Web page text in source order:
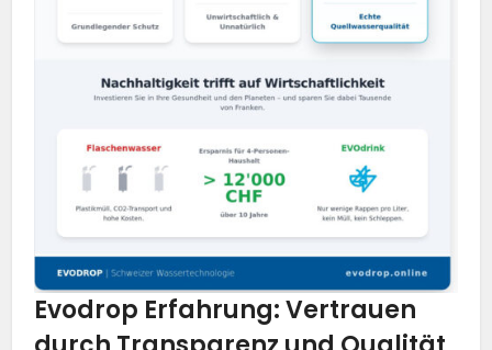
Evodrop Erfahrung: Vertrauen